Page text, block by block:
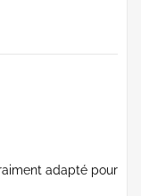
adapté pour